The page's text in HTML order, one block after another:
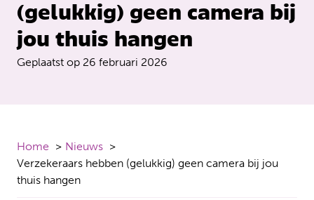
(gelukkig) geen camera bij
jou thuis hangen
Geplaatst op 26 februari 2026
Home
Nieuws
Verzekeraars hebben (gelukkig) geen camera bij jou
thuis hangen